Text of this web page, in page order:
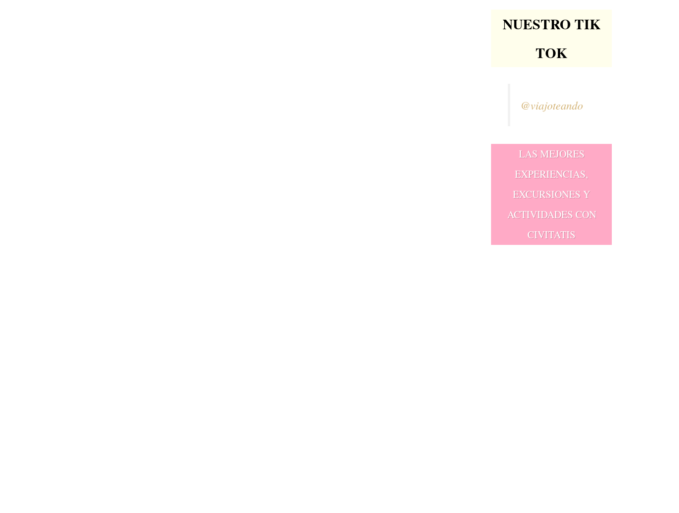
NUESTRO TIK
TOK
@viajoteando
LAS MEJORES
EXPERIENCIAS,
EXCURSIONES Y
ACTIVIDADES CON
CIVITATIS